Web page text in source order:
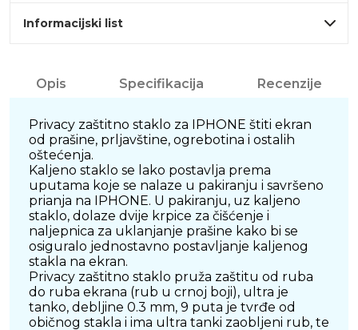
Informacijski list
Opis Specifikacija Recenzije
Privacy zaštitno staklo za IPHONE štiti ekran
od prašine, prljavštine, ogrebotina i ostalih
oštećenja.
Kaljeno staklo se lako postavlja prema
uputama koje se nalaze u pakiranju i savršeno
prianja na IPHONE. U pakiranju, uz kaljeno
staklo, dolaze dvije krpice za čišćenje i
naljepnica za uklanjanje prašine kako bi se
osiguralo jednostavno postavljanje kaljenog
stakla na ekran.
Privacy zaštitno staklo pruža zaštitu od ruba
do ruba ekrana (rub u crnoj boji), ultra je
tanko, debljine 0.3 mm, 9 puta je tvrđe od
običnog stakla i ima ultra tanki zaobljeni rub, te